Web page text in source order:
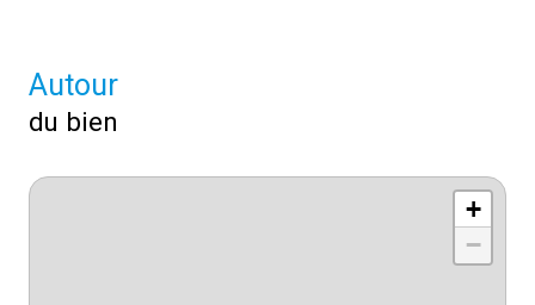
Autour
du bien
+
−